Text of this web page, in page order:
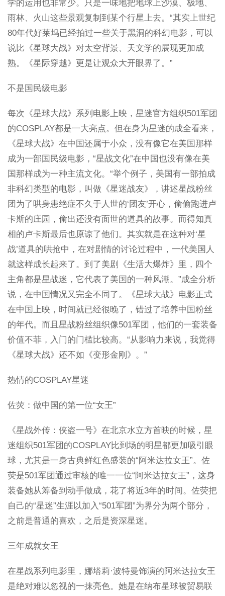
学的运用也非常少。只是一味地把地球上沙漠、极地、
雨林、火山这些景观复制到某个行星上去。“其实上世纪
80年代好莱坞已经拍过一些关于黑洞的科幻电影，可以
说比《星球大战》对太空背景、天文学的展现更加成
熟。《星际穿越》更是让观众大开眼界了。”
不是国民级电影
每次《星球大战》系列电影上映，星迷官方组织501军团
的COSPLAY都是一大亮点。但在身为星迷的成全看来，
《星球大战》在中国还属于小众，没有像它在美国那样
成为一部国民级电影，“星战文化”在中国也没有像在美
国那样成为一种主流文化。“举个例子，美国有一部拍成
非科幻类型的电影，叫做《星迷战友》，讲述星战粉丝
团为了哄身患绝症不久于人世的‘团友’开心，偷偷跑进卢
卡斯的庄园，偷出还没有面世的道具的故事。而得知真
相的卢卡斯最后也原谅了他们。其实就是在这种对‘星
战’道具的哄抢中，在对剧情的讨论过程中，一代美国人
就这样成长起来了。到了美剧《生活大爆炸》里，四个
主角都是星战迷，它代表了美国的一种风潮。”成全分析
说，在中国情况又完全不同了。《星球大战》电影正式
在中国上映，时间就已经很晚了，错过了培养中国粉丝
的年代。而且星战粉丝组织像501军团，他们的一套装备
价值不菲，入门的门槛比较高。“从影响力来说，我觉得
《星球大战》还不如《变形金刚》。”
热情的COSPLAY星迷
佐荧：做中国的第一位“女王”
《星战外传：侠盗一号》在北京水立方首映的时候，星
迷组织501军团的COSPLAY比到场的明星都更加吸引眼
球，尤其是一身古典鲜红色盛装的“阿米达拉女王”。佐
荧是501军团通过审核的唯一一位“阿米达拉女王”，这身
装备她从筹备到动手做成，花了将近3年的时间。佐荧把
自己的“星迷”生涯以加入“501军团”为界分为两个部分，
之前是普通的喜欢，之后是资深星迷。
三年成就女王
在星战系列电影里，娜塔莉·波特曼饰演的阿米达拉女王
是绝对难以忽视的一抹亮色。她是在纳布星球被贸易联